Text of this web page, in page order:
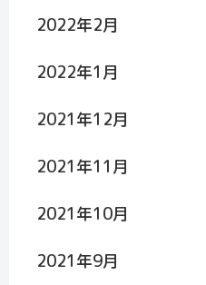
2022年2月
2022年1月
2021年12月
2021年11月
2021年10月
2021年9月